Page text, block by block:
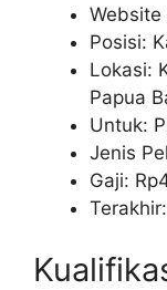
Website
Posisi:
Lokasi:
Papua
Untuk:
Jenis
Gaji: Rp